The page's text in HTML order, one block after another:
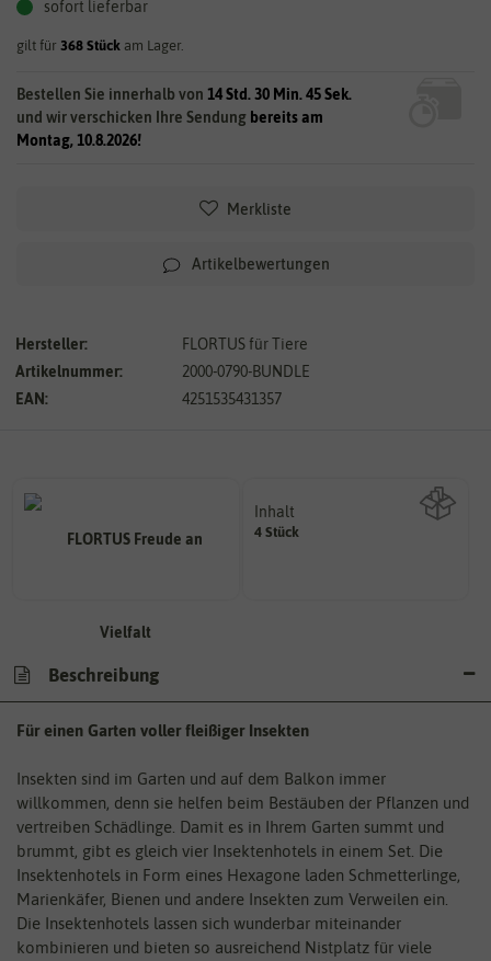
sofort lieferbar
gilt für 368 Stück am Lager.
Bestellen Sie innerhalb von 14 Std. 30 Min. 45 Sek.
und wir verschicken Ihre Sendung bereits am
Montag, 10.8.2026!
Merkliste
Artikelbewertungen
Hersteller:
FLORTUS für Tiere
Artikelnummer:
2000-0790-BUNDLE
EAN:
4251535431357
Inhalt
4 StückWie viel ist enthalten
Beschreibung
Für einen Garten voller fleißiger Insekten
Insekten sind im Garten und auf dem Balkon immer
willkommen, denn sie helfen beim Bestäuben der Pflanzen und
vertreiben Schädlinge. Damit es in Ihrem Garten summt und
brummt, gibt es gleich vier Insektenhotels in einem Set. Die
Insektenhotels in Form eines Hexagone laden Schmetterlinge,
Marienkäfer, Bienen und andere Insekten zum Verweilen ein.
Die Insektenhotels lassen sich wunderbar miteinander
kombinieren und bieten so ausreichend Nistplatz für viele